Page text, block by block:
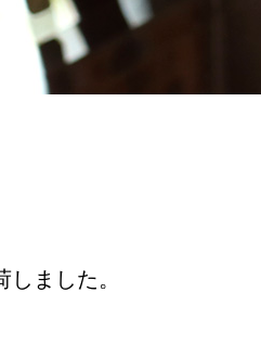
ました。